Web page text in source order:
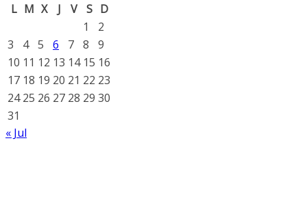
L M X J V S D
1
2
3
4 5 6 7 8
9
10 11 12 13 14 15 16
17 18 19 20 21 22 23
24 25 26 27 28 29 30
31
« Jul